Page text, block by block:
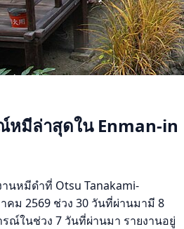
หมีล่าสุดใน Enman-in
นหมีดำที่ Otsu Tanakami-
คม 2569 ช่วง 30 วันที่ผ่านมามี 8
ณ์ในช่วง 7 วันที่ผ่านมา รายงานอยู่